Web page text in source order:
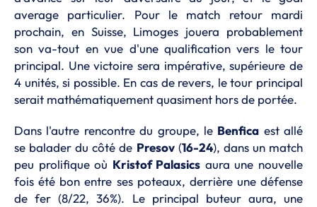
average particulier. Pour le match retour mardi
prochain, en Suisse, Limoges jouera probablement
son va-tout en vue d'une qualification vers le tour
principal. Une victoire sera impérative, supérieure de
4 unités, si possible. En cas de revers, le tour principal
serait mathématiquement quasiment hors de portée.
Dans l'autre rencontre du groupe, le Benfica est allé
se balader du côté de Presov(16-24), dans un match
peu prolifique où Kristof Palasics aura une nouvelle
fois été bon entre ses poteaux, derrière une défense
de fer (8/22, 36%). Le principal buteur aura, une